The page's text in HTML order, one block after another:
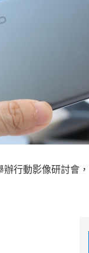
行動影像研討會